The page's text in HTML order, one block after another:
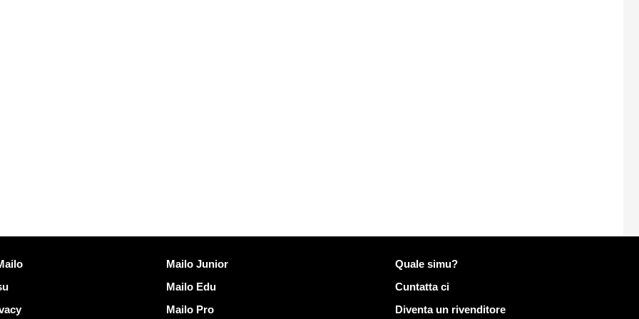
Scopre Mailo
Mailo Junior
Mailo Edu
Mailo Pro
Più infurmazione nantu à Mailo
Quale simu?
Cuntatta ci
Diventa un rivenditore